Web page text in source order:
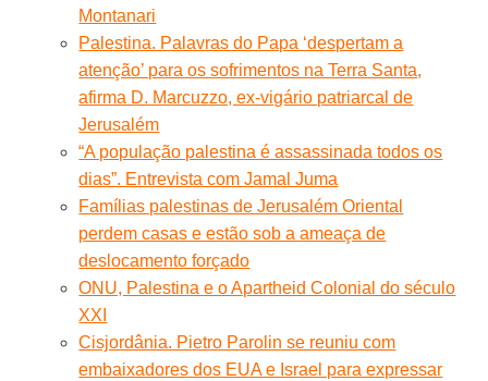
Montanari
Palestina. Palavras do Papa ‘despertam a
atenção’ para os sofrimentos na Terra Santa,
afirma D. Marcuzzo, ex-vigário patriarcal de
Jerusalém
“A população palestina é assassinada todos os
dias”. Entrevista com Jamal Juma
Famílias palestinas de Jerusalém Oriental
perdem casas e estão sob a ameaça de
deslocamento forçado
ONU, Palestina e o Apartheid Colonial do século
XXI
Cisjordânia. Pietro Parolin se reuniu com
embaixadores dos EUA e Israel para expressar